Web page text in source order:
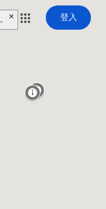
登入
。